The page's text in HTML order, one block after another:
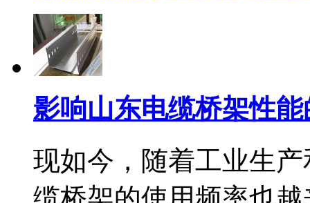
影响山东电缆桥架性
现如今，随着工业生